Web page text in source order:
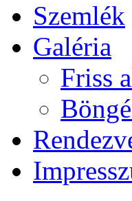
Szemlék
Galéria
Friss